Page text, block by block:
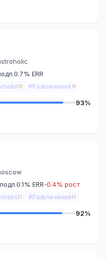
0.7% ERR
25 #Развлечения 15
93%
0.1% ERR-0.4% рост
21 #Развлечения 21
92%